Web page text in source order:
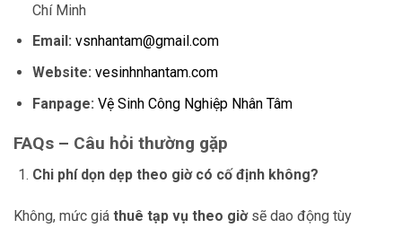
Chí Minh
Email: vsnhantam@gmail.com
Website: vesinhnhantam.com
Fanpage: Vệ Sinh Công Nghiệp Nhân Tâm
FAQs – Câu hỏi thường gặp
Chi phí dọn dẹp theo giờ có cố định không?
Không, mức giá thuê tạp vụ theo giờsẽ dao động tùy